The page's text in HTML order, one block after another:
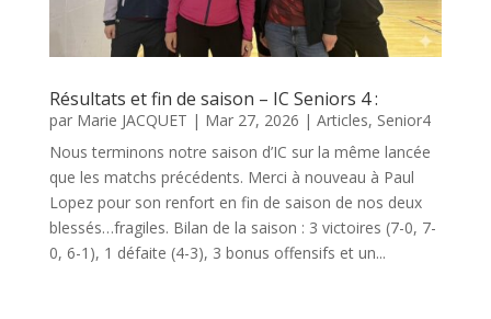
Résultats et fin de saison – IC Seniors 4 :
par Marie JACQUET | Mar 27, 2026 | Articles, Senior4
Nous terminons notre saison d’IC sur la même lancée
que les matchs précédents. Merci à nouveau à Paul
Lopez pour son renfort en fin de saison de nos deux
blessés…fragiles. Bilan de la saison : 3 victoires (7-0, 7-
0, 6-1), 1 défaite (4-3), 3 bonus offensifs et un...